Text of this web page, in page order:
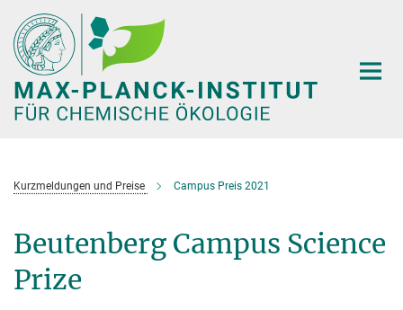
Hauptinhalt
Kurzmeldungen und Preise Campus Preis 2021
Beutenberg Campus Science
Prize